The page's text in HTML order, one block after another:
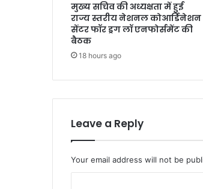
मुख्य सचिव की अध्यक्षता में हुई
राज्य स्तरीय नेशनल कोआर्डिनेशन
सेंटर फॉर ड्रग लॉ एनफोर्समेंट की
बैठक
18 hours ago
Leave a Reply
Your email address will not be